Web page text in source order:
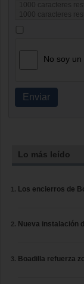
caracteres
caracteres
No soy un
Enviar
Lo más leído
Los encierros de
Nueva instalación
Boadilla refuerza